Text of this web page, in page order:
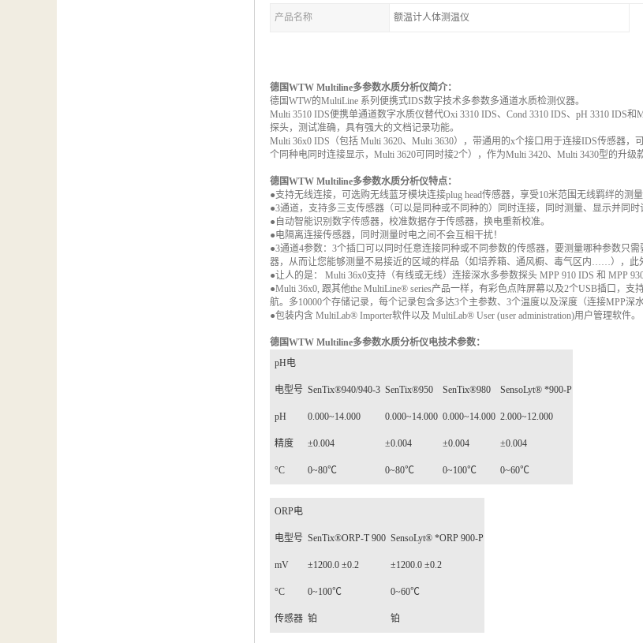
产品名称 额温计人体测温仪
德国WTW Multiline多参数水质分析仪简介：
德国WTW的MultiLine 系列便携式IDS数字技术多参数多通道水质检测仪器。
Multi 3510 IDS便携单通道数字水质仪替代Oxi 3310 IDS、 Cond 3310 IDS、 pH 3310 IDS和
探头，测试准确，具有强大的文档记录功能。
Multi 36x0 IDS （包括 Multi 3620、 Multi 3630），带通用的x个接口用于连接IDS传感器，
个同种电同时连接显示， Multi 3620可同时接2个），作为Multi 3420、 Multi 3430型的升级
德国WTW Multiline多参数水质分析仪特点：
●支持无线连接，可选购无线蓝牙模块连接plug head传感器，享受10米范围无线羁绊的测量
●3通道，支持多三支传感器（可以是同种或不同种的）同时连接，同时测量、显示并同时
●自动智能识别数字传感器，校准数据存于传感器，换电重新校准。
●电隔离连接传感器，同时测量时电之间不会互相干扰！
●3通道4参数： 3个插口可以同时任意连接同种或不同参数的传感器，要测量哪种参数只需
器，从而让您能够测量不易接近的区域的样品（如培养箱、通风橱、毒气区内……），此
●让人的是：
Multi 36x0支持（有线或无线）连接深水多参数探头 MPP 910 IDS 和 MPP
●Multi 36x0, 跟其他the MultiLine® series产品一样，有彩色点阵屏幕以及2个USB插口，支
航。多10000个存储记录，每个记录包含多达3个主参数、 3个温度以及深度（连接MPP深
●包装内含 MultiLab® Importer软件以及 MultiLab® User (user administration)用户管理软件。
德国WTW Multiline多参数水质分析仪电技术参数：
pH电
电型号 SenTix®940/940-3 SenTix®950 SenTix®980 SensoLyt® *900-P
pH 0.000~14.000 0.000~14.000 0.000~14.000 2.000~12.000
精度 ±0.004 ±0.004 ±0.004 ±0.004
°C 0~80℃ 0~80℃ 0~100℃ 0~60℃
ORP电
电型号 SenTix®ORP-T 900 SensoLyt® *ORP 900-P
mV ±1200.0 ±0.2 ±1200.0 ±0.2
°C 0~100℃ 0~60℃
传感器 铂 铂